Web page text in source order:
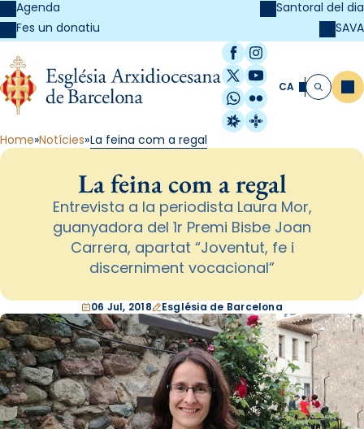
Agenda
Fes un donatiu
Santoral del dia
SAVA
Facebook
Instagram
X / Twitter
YouTube
WhatsApp
Flickr
Radio Estel
Catalunya
CA Cerca
Home Notícies La feina com a regal
La feina com a regal
Entrevista a la periodista Laura Mor,
guanyadora del 1r Premi Bisbe Joan
Carrera, apartat “Joventut, fe i
discerniment vocacional”
06 Jul, 2018 Església de Barcelona